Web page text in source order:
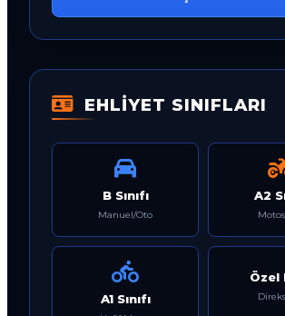
EHLİYET SINIFLARI
B Sınıfı
Manuel/Oto
A2
A1 Sınıfı
Özel